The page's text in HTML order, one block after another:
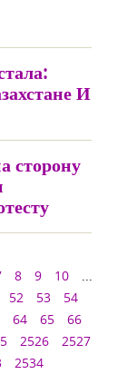
И
сторону
8 9 10
...
52 53
54
64 65
66
2526
2527
2534